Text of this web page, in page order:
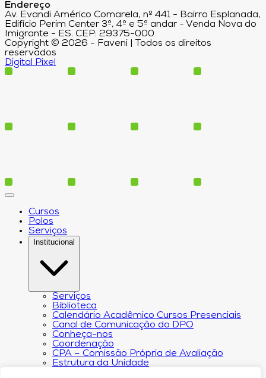
Endereço
Av. Evandi Américo Comarela, nº 441 - Bairro Esplanada,
Edifício Perim Center 3º, 4º e 5º andar - Venda Nova do
Imigrante - ES. CEP: 29375-000
Copyright © 2026 - Faveni | Todos os direitos
reservados
Digital Pixel
Cursos
Polos
Serviços
Institucional
Serviços
Biblioteca
Calendário Acadêmico Cursos Presenciais
Canal de Comunicação do DPO
Conheça-nos
Coordenação
CPA – Comissão Própria de Avaliação
Estrutura da Unidade